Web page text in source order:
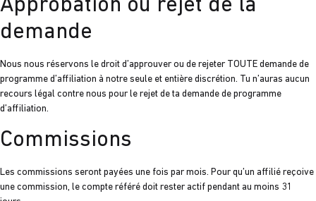
Approbation ou rejet de la
demande
Nous nous réservons le droit d’approuver ou de rejeter TOUTE demande de
programme d’affiliation à notre seule et entière discrétion. Tu n’auras aucun
recours légal contre nous pour le rejet de ta demande de programme
d’affiliation.
Commissions
Les commissions seront payées une fois par mois. Pour qu’un affilié reçoive
une commission, le compte référé doit rester actif pendant au moins 31